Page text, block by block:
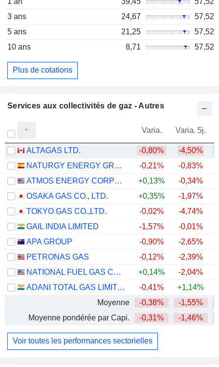
3 ans
24,67
57,52
5 ans
21,25
57,52
10 ans
8,71 57,52
Plus de cotations
Services aux collectivités de gaz - Autres
Varia. Varia. 5j.
ALTAGAS LTD. -0,80% -4,50%
NATURGY ENERGY GROUP, S.A.
-0,21% -0,83%
ATMOS ENERGY CORPORATION
+0,13% -0,34%
OSAKA GAS CO., LTD.
+0,35% -1,97%
TOKYO GAS CO.,LTD.
-0,02% -4,74%
GAIL INDIA LIMITED
-1,57% -0,01%
APA GROUP
-0,90% -2,65%
PETRONAS GAS
-0,12% -2,39%
NATIONAL FUEL GAS COMPANY
+0,14% -2,04%
ADANI TOTAL GAS LIMITED
-0,41% +1,14%
Moyenne
-0,38% -1,55%
Moyenne pondérée par Capi.
-0,31% -1,46%
Voir toutes les performances sectorielles